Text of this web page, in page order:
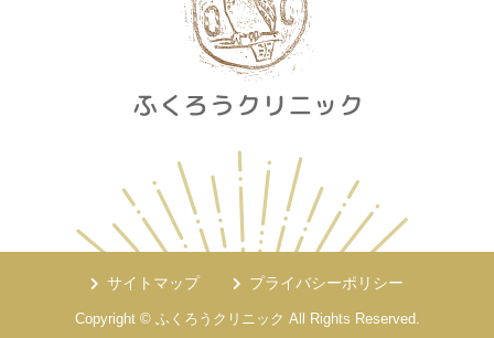
サイトマップ プライバシーポリシー
Copyright © ふくろうクリニック All Rights Reserved.